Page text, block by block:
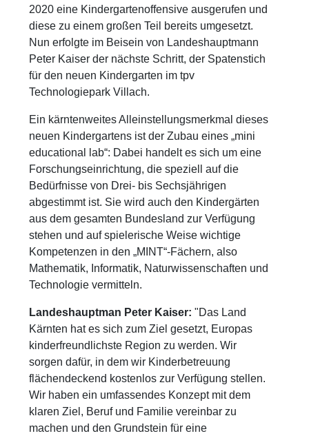
2020 eine Kindergartenoffensive ausgerufen und
diese zu einem großen Teil bereits umgesetzt.
Nun erfolgte im Beisein von Landeshauptmann
Peter Kaiser der nächste Schritt, der Spatenstich
für den neuen Kindergarten im tpv
Technologiepark Villach.
Ein kärntenweites Alleinstellungsmerkmal dieses
neuen Kindergartens ist der Zubau eines „mini
educational lab“: Dabei handelt es sich um eine
Forschungseinrichtung, die speziell auf die
Bedürfnisse von Drei- bis Sechsjährigen
abgestimmt ist. Sie wird auch den Kindergärten
aus dem gesamten Bundesland zur Verfügung
stehen und auf spielerische Weise wichtige
Kompetenzen in den „MINT“-Fächern, also
Mathematik, Informatik, Naturwissenschaften und
Technologie vermitteln.
Landeshauptman Peter Kaiser: "Das Land
Kärnten hat es sich zum Ziel gesetzt, Europas
kinderfreundlichste Region zu werden. Wir
sorgen dafür, in dem wir Kinderbetreuung
flächendeckend kostenlos zur Verfügung stellen.
Wir haben ein umfassendes Konzept mit dem
klaren Ziel, Beruf und Familie vereinbar zu
machen und den Grundstein für eine